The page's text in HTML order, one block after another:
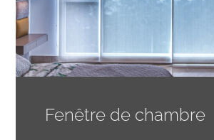
Fenêtre de chambre